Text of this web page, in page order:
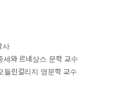
사
와 르네상스 문학 교수
들린칼리지 영문학 교수